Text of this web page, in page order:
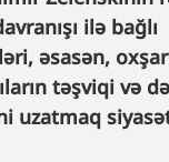
ilə bağlı
əsasən,
təşviqi və
uzatmaq